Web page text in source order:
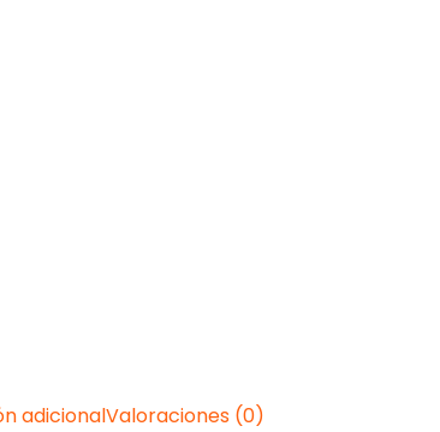
adicionalValoraciones (0)